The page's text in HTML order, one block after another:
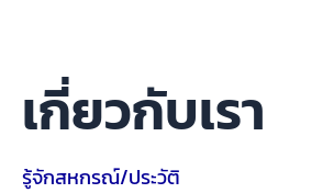
เกี่ยวกับเรา
รู้จักสหกรณ์/ประวัติ